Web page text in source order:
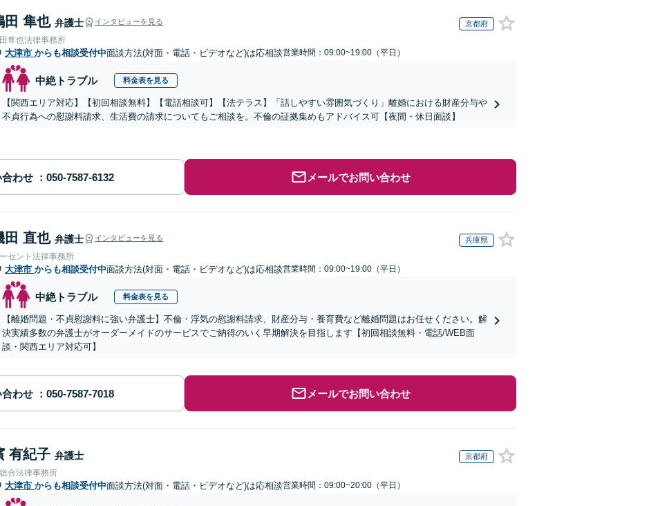
田 隼也 弁護士 インタビューを見る 京都府
隼也法律事務所
大津市 からも相談受付中面談方法(対面・電話・ビデオなど)は応相談営業時間：09:00~19:00（平日）
中絶トラブル 料金表を見る
【関西エリア対応】【初回相談無料】【電話相談可】【法テラス】「話しやすい雰囲気づくり」離婚における財産分与や
不貞行為への慰謝料請求、生活費の請求についてもご相談を。不倫の証拠集めもアドバイス可【夜間・休日面談】
わせ メールでお問い合わせ
田 直也 弁護士 インタビューを見る 兵庫県
セント法律事務所
大津市 からも相談受付中面談方法(対面・電話・ビデオなど)は応相談営業時間：09:00~19:00（平日）
中絶トラブル 料金表を見る
【離婚問題・不貞慰謝料に強い弁護士】不倫・浮気の慰謝料請求、財産分与・養育費など離婚問題はお任せください。解
決実績多数の弁護士がオーダーメイドのサービスでご納得のいく早期解決を目指します【初回相談無料・電話/WEB面
談・関西エリア対応可】
わせ メールでお問い合わせ
有紀子 弁護士 京都府
合法律事務所
大津市 からも相談受付中面談方法(対面・電話・ビデオなど)は応相談営業時間：09:00~20:00（平日）